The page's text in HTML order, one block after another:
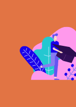
Téléchargez
le programme